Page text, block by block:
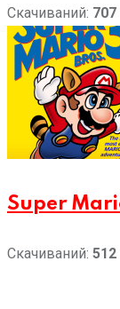
Скачиваний: 707
Super
Скачиваний: 512